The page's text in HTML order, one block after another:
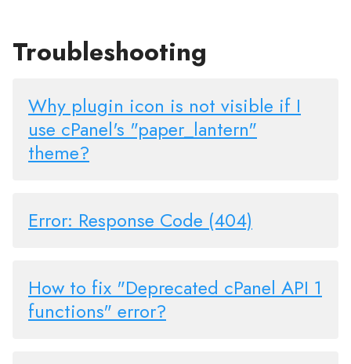
Troubleshooting
Why plugin icon is not visible if I
use cPanel's "paper_lantern"
theme?
Error: Response Code (404)
How to fix "Deprecated cPanel API 1
functions" error?